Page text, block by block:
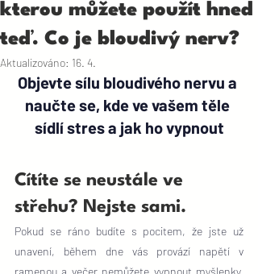
kterou můžete použít hned
teď. Co je bloudivý nerv?
Aktualizováno: 16. 4.
Objevte sílu bloudivého nervu a
naučte se, kde ve vašem těle
sídlí stres a jak ho vypnout
Cítíte se neustále ve
střehu? Nejste sami.
Pokud se ráno budíte s pocitem, že jste už
unavení, během dne vás provází napětí v